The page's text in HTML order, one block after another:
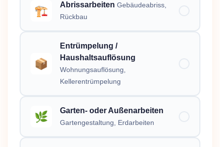
🏗️ Abrissarbeiten Gebäudeabriss,
Rückbau
📦
Entrümpelung /
Haushaltsauflösung
Wohnungsauflösung,
Kellerentrümpelung
🌿 Garten- oder Außenarbeiten
Gartengestaltung, Erdarbeiten